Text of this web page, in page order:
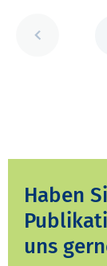
Haben
uns